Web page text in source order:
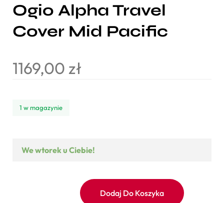
Ogio Alpha Travel
Cover Mid Pacific
1169,00 zł
1 w magazynie
We wtorek u Ciebie!
Dodaj Do Koszyka